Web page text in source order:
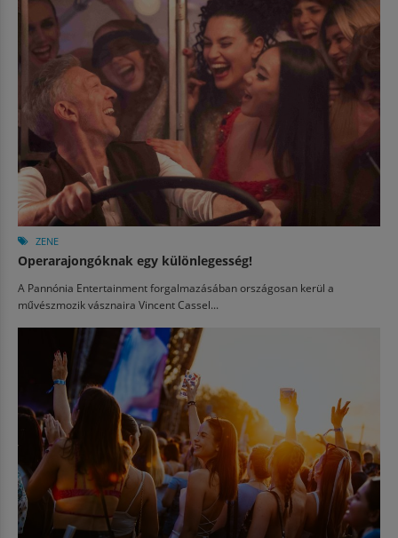
ZENE
Operarajongóknak egy különlegesség!
A Pannónia Entertainment forgalmazásában országosan kerül a
művészmozik vásznaira Vincent Cassel...